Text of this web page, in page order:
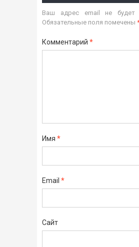
Ваш адрес email не будет
Обязательные поля помечены
Комментарий *
Имя *
Email *
Сайт